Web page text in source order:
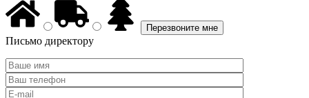
Письмо директору